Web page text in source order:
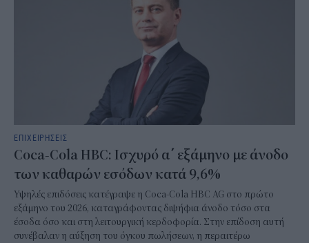
ΕΠΙΧΕΙΡΗΣΕΙΣ
Coca-Cola HBC: Ισχυρό α΄ εξάμηνο με άνοδο
των καθαρών εσόδων κατά 9,6%
Υψηλές επιδόσεις κατέγραψε η Coca-Cola HBC AG στο πρώτο
εξάμηνο του 2026, καταγράφοντας διψήφια άνοδο τόσο στα
έσοδα όσο και στη λειτουργική κερδοφορία. Στην επίδοση αυτή
συνέβαλαν η αύξηση του όγκου πωλήσεων, η περαιτέρω